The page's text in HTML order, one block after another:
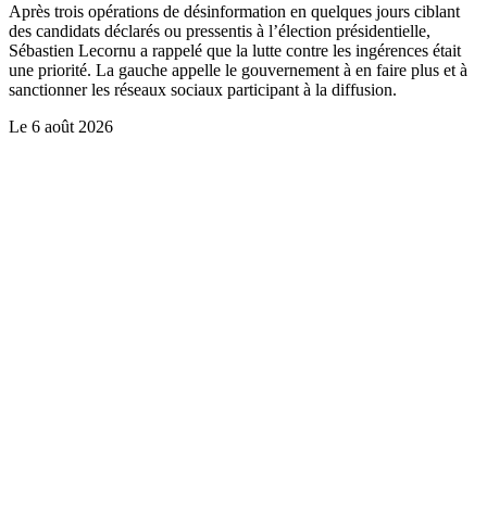
Après trois opérations de désinformation en quelques jours ciblant
des candidats déclarés ou pressentis à l’élection présidentielle,
Sébastien Lecornu a rappelé que la lutte contre les ingérences était
une priorité. La gauche appelle le gouvernement à en faire plus et à
sanctionner les réseaux sociaux participant à la diffusion.
Le 6 août 2026